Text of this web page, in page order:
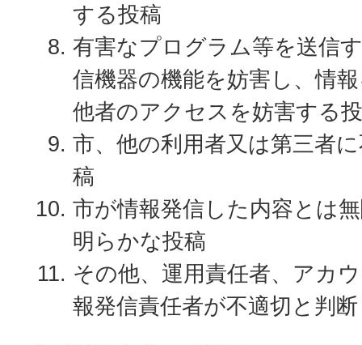
する投稿
有害なプログラム等を送信
信機器の機能を妨害し、情
他者のアクセスを妨害する
市、他の利用者又は第三者
稿
市が情報発信した内容とは
明らかな投稿
その他、運用責任者、アカ
報発信責任者が不適切と判